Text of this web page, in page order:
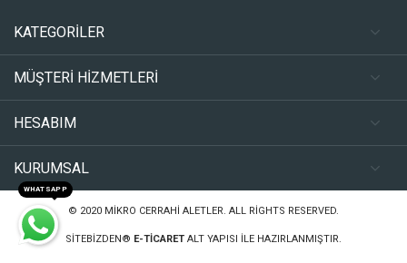
KATEGORİLER
MÜŞTERİ HİZMETLERİ
HESABIM
KURUMSAL
© 2020 MIKRO CERRAHI ALETLER. ALL RIGHTS RESERVED.
SITEBIZDEN® E-TICARET ALT YAPISI ILE HAZIRLANMIŞTIR.
WHATSAPP